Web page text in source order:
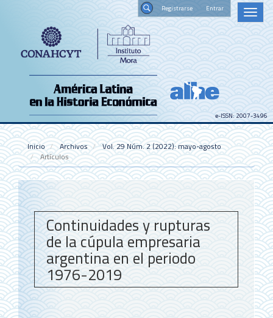
Contenido
principal
Barra
Toggle
e-ISSN: 2007-3496
Inicio Archivos Vol. 29 Núm. 2 (2022): mayo-agosto
Artículos
Continuidades y rupturas
de la cúpula empresaria
argentina en el periodo
1976-2019